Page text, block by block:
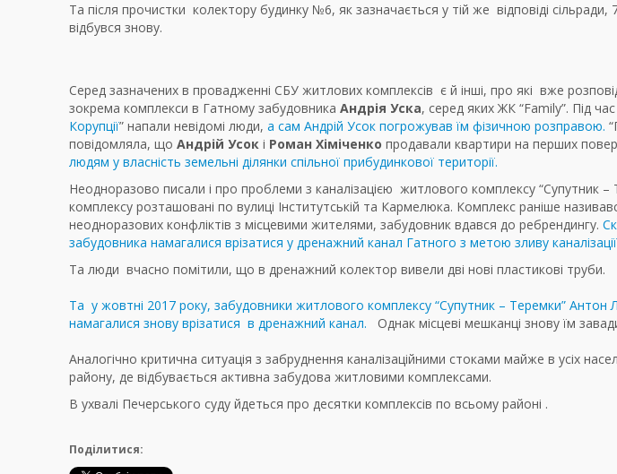
Та після прочистки колектору будинку №6, як зазначається у тій же відповіді
відбувся знову.
Серед зазначених в провадженні СБУ житлових комплексів є й інші, про які вже
зокрема комплекси в Гатному забудовника Андрія Уска, серед яких ЖК “Family”. Під час
Корупції” напали невідомі люди, а сам Андрій Усок погрожував їм фізичною розправою.
повідомляла, що Андрій Усок і Роман Хіміченко продавали квартири на перших
людям у власність земельні ділянки спільної прибудинкової території.
Неодноразово писали і про проблеми з каналізацією житлового комплексу “Супутник
комплексу розташовані по вулиці Інститутській та Кармелюка. Комплекс раніше
неодноразових конфліктів з місцевими жителями, забудовник вдався до ребрендингу.
забудовника намагалися врізатися у дренажний канал Гатного з метою зливу
Та люди вчасно помітили, що в дренажний колектор вивели дві нові пластикові труби.
Та у жовтні 2017 року, забудовники житлового комплексу “Супутник – Теремки”
намагалися знову врізатися в дренажний канал. Однак місцеві мешканці знову їм
Аналогічно критична ситуація з забруднення каналізаційними стоками майже в усіх
району, де відбувається активна забудова житловими комплексами.
В ухвалі Печерського суду йдеться про десятки комплексів по всьому районі .
Поділитися: